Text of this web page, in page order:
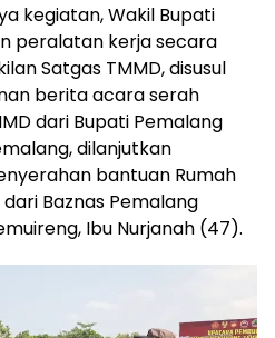
kegiatan, Wakil Bupati
peralatan kerja secara
Satgas TMMD, disusul
berita acara serah
dari Bupati Pemalang
dilanjutkan
bantuan Rumah
dari Baznas Pemalang
Ibu Nurjanah (47).